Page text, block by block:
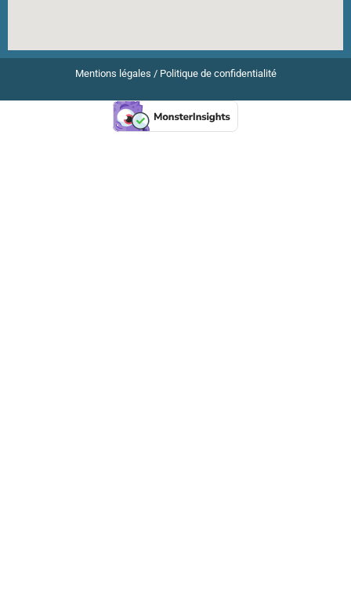
Mentions légales / Politique de confidentialité